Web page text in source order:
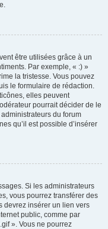
être utilisées grâce à un
Par exemple, « :) »
la tristesse. Vous pouvez
le formulaire de rédaction.
elles peuvent
pourrait décider de le
du forum
qu’il est possible d’insérer
Si les administrateurs
vous pourrez transférer des
devrez insérer un lien vers
public, comme par
». Vous ne pourrez